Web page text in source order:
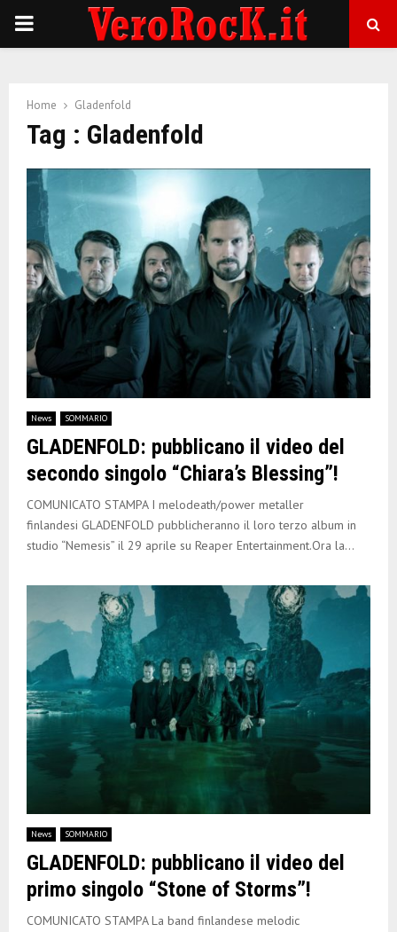
P
M
R
Y
M
N
U
Home Gladenfold
Tag : Gladenfold
News SOMMARIO
GLADENFOLD: pubblicano il video del
secondo singolo “Chiara’s Blessing”!
COMUNICATO STAMPA I melodeath/power metaller
finlandesi GLADENFOLD pubblicheranno il loro terzo album in
studio “Nemesis” il 29 aprile su Reaper Entertainment.Ora la...
News SOMMARIO
GLADENFOLD: pubblicano il video del
primo singolo “Stone of Storms”!
COMUNICATO STAMPA La band finlandese melodic